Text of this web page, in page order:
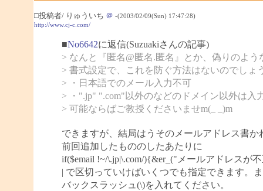
□投稿者/ りゅういち ＠ -(2003/02/09(Sun) 17:47:28)
http://www.cj-c.com/
■No6642に返信(Suzuakiさんの記事)
> なんと『匿名@匿名.匿名』とか、偽りのよ
> 書式設定で、これを防ぐ方法はないのでしょ
> ・日本語でのメール入力不可
> ・".jp" ".com"以外のなどのドメイン以外は入
> 可能ならばご教授くださいませm(_ _)m
できますが、結局はうそのメールアドレス書
前回追加したもののしたあたりに
if($email !~/\.jp|\.com/){&er_("メールアドレスが
| で区切っていけばいくつでも指定できます。
バックスラッシュ(\)を入れてください。